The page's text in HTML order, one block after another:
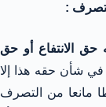
:
الانتفاع أو حق
في شأن حقه هذا إلا
مانعا من التصرف